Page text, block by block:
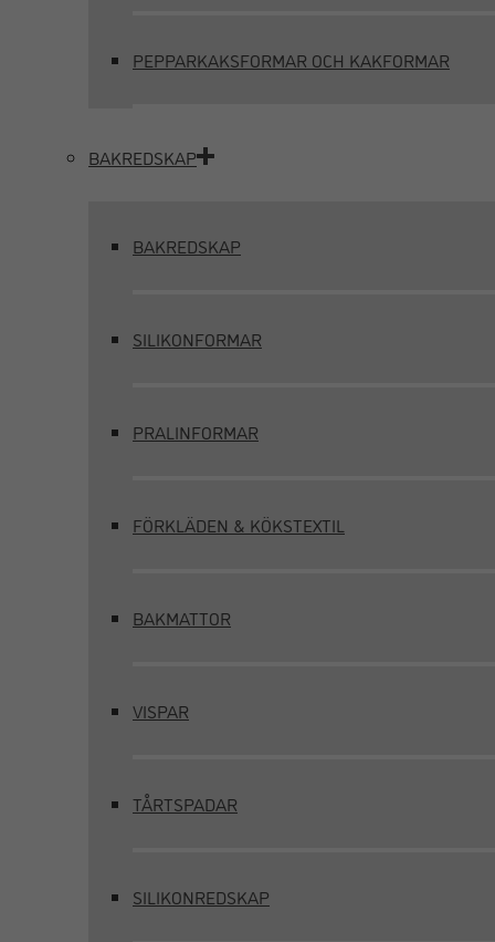
PEPPARKAKSFORMAR OCH KAKFORMAR
BAKREDSKAP
BAKREDSKAP
SILIKONFORMAR
PRALINFORMAR
FÖRKLÄDEN & KÖKSTEXTIL
BAKMATTOR
VISPAR
TÅRTSPADAR
SILIKONREDSKAP